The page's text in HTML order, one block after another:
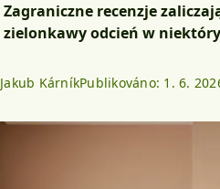
Zagraniczne recenzje
zielonkawy odcień w
Jakub KárníkPublikováno: 1. 6.